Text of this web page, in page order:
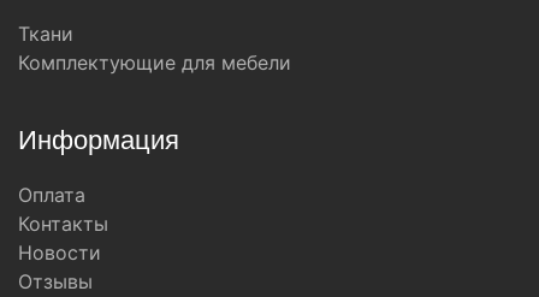
Ткани
Комплектующие для мебели
Информация
Оплата
Контакты
Новости
Отзывы